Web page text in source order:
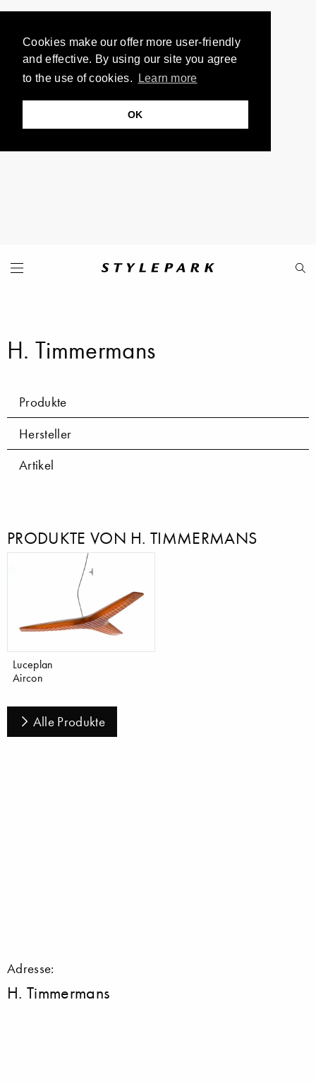
Cookies make our offer more user-friendly
and effective. By using our site you agree
to the use of cookies.
Learn more
OK
H. Timmermans
Produkte
Hersteller
Artikel
PRODUKTE VON H. TIMMERMANS
Luceplan
Aircon
Alle Produkte
Adresse:
H. Timmermans